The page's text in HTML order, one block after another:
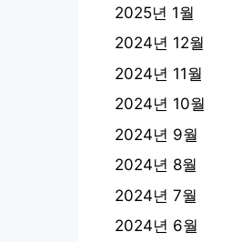
2025년 1월
2024년 12월
2024년 11월
2024년 10월
2024년 9월
2024년 8월
2024년 7월
2024년 6월